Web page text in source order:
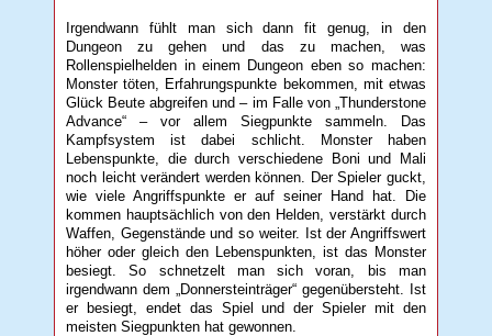
Irgendwann fühlt man sich dann fit genug, in den
Dungeon zu gehen und das zu machen, was
Rollenspielhelden in einem Dungeon eben so machen:
Monster töten, Erfahrungspunkte bekommen, mit etwas
Glück Beute abgreifen und – im Falle von „Thunderstone
Advance“ – vor allem Siegpunkte sammeln. Das
Kampfsystem ist dabei schlicht. Monster haben
Lebenspunkte, die durch verschiedene Boni und Mali
noch leicht verändert werden können. Der Spieler guckt,
wie viele Angriffspunkte er auf seiner Hand hat. Die
kommen hauptsächlich von den Helden, verstärkt durch
Waffen, Gegenstände und so weiter. Ist der Angriffswert
höher oder gleich den Lebenspunkten, ist das Monster
besiegt. So schnetzelt man sich voran, bis man
irgendwann dem „Donnersteinträger“ gegenübersteht. Ist
er besiegt, endet das Spiel und der Spieler mit den
meisten Siegpunkten hat gewonnen.